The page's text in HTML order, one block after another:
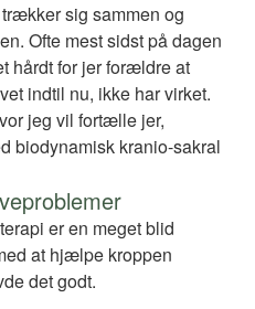
sig sammen og
Ofte mest sidst på dagen
hårdt for jer forældre at
indtil nu, ikke har virket.
jeg vil fortælle jer,
biodynamisk kranio-sakral
er en meget blid
at hjælpe kroppen
det godt.